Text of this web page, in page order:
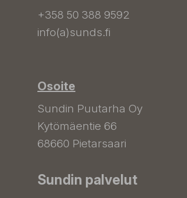
+358 50 388 9592
info(a)sunds.fi
Osoite
Sundin Puutarha Oy
Kytömäentie 66
68660 Pietarsaari
Sundin palvelut